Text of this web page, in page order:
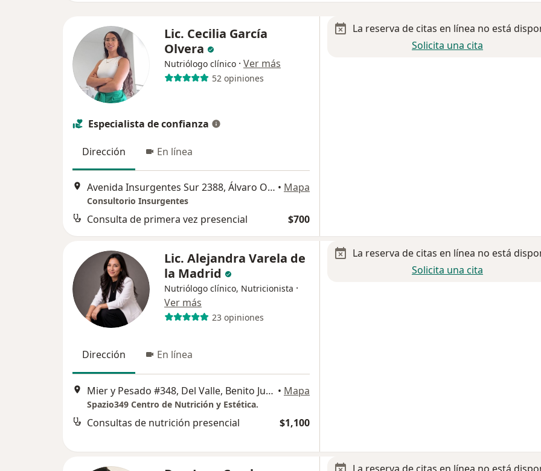
Lic. Cecilia García
Olvera
Nutriólogo clínico · Ver más
52 opiniones
Especialista de confianza
Dirección En línea
Avenida Insurgentes Sur 2388, Álvaro Obregón • Mapa
Consultorio Insurgentes
Consulta de primera vez presencial $700
La reserva de citas en línea no está
Solicita una cita
Lic. Alejandra Varela de
la Madrid
Nutriólogo clínico, Nutricionista ·
Ver más
23 opiniones
Dirección En línea
Mier y Pesado #348, Del Valle, Benito Juárez • Mapa
Spazio349 Centro de Nutrición y Estética.
Consultas de nutrición presencial $1,100
La reserva de citas en línea no está
Solicita una cita